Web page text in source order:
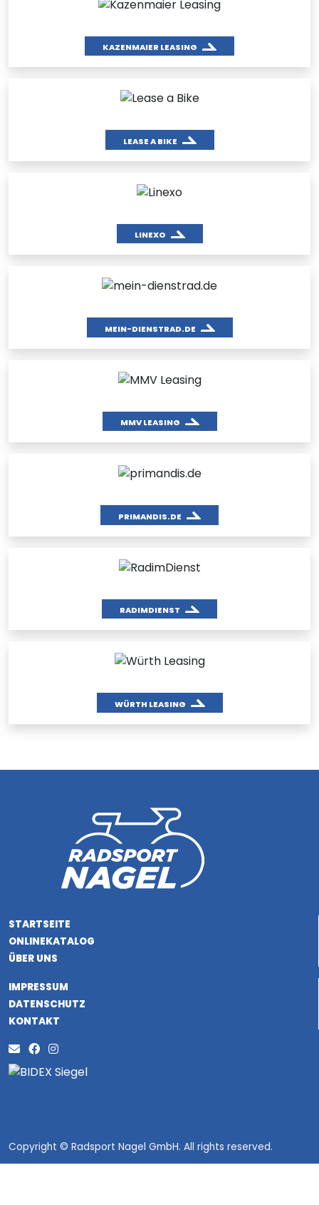
KAZENMAIER LEASING
LEASE A BIKE
LINEXO
MEIN-DIENSTRAD.DE
MMV LEASING
PRIMANDIS.DE
RADIMDIENST
WÜRTH LEASING
STARTSEITE
ONLINEKATALOG
ÜBER UNS
IMPRESSUM
DATENSCHUTZ
KONTAKT
Copyright © Radsport Nagel GmbH. All rights reserved.